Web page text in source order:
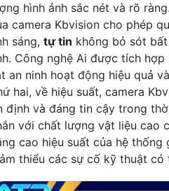
hình ảnh sắc nét và rõ
camera Kbvision cho phép
sáng, tự tin không bỏ sót
Công nghệ Ai được tích
an ninh hoạt động hiệu quả
hai, về hiệu suất, camera
định và đáng tin cậy trong
với chất lượng vật liệu cao
cao hiệu suất của hệ thống
thiểu các sự cố kỹ thuật có